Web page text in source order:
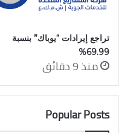
تراجع إيرادات “يوباك” بنسبة
69.99%
منذ 9 دقائق
Popular Posts